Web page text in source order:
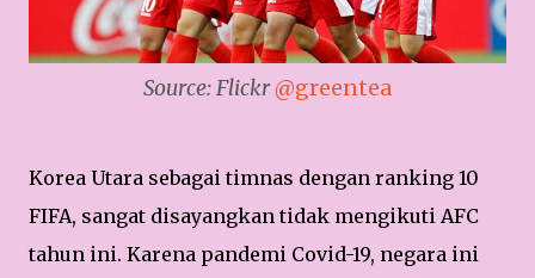
Source: Flickr@greentea
Korea Utara sebagai timnas dengan ranking 10
FIFA, sangat disayangkan tidak mengikuti AFC
tahun ini. Karena pandemi Covid-19, negara ini